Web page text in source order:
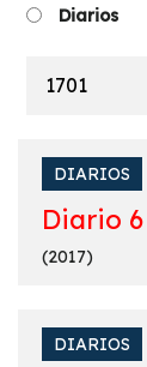
Diarios
DIARIOS
Diario 6
(2017)
DIARIOS